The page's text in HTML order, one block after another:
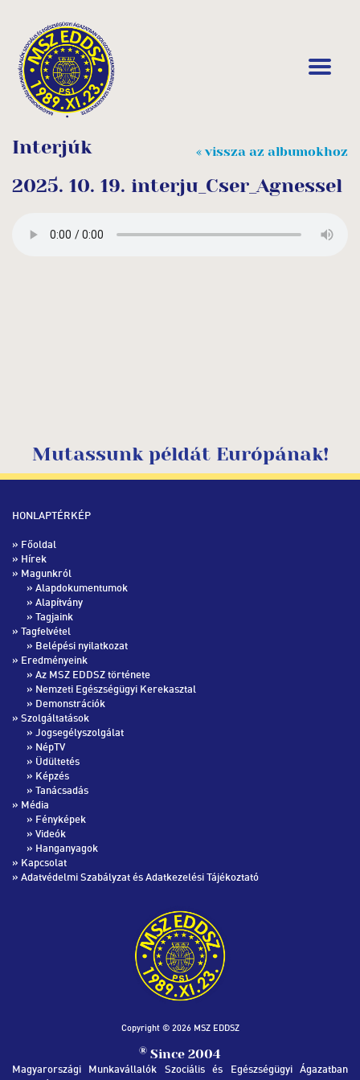
Interjúk « vissza az albumokhoz
2025. 10. 19. interju_Cser_Agnessel
Mutassunk példát Európának!
HONLAPTÉRKÉP
» Főoldal
» Hírek
» Magunkról
» Alapdokumentumok
» Alapítvány
» Tagjaink
» Tagfelvétel
» Belépési nyilatkozat
» Eredményeink
» Az MSZ EDDSZ története
» Nemzeti Egészségügyi Kerekasztal
» Demonstrációk
» Szolgáltatások
» Jogsegélyszolgálat
» NépTV
» Üdültetés
» Képzés
» Tanácsadás
» Média
» Fényképek
» Videók
» Hanganyagok
» Kapcsolat
» Adatvédelmi Szabályzat és Adatkezelési Tájékoztató
Copyright © 2026 MSZ EDDSZ
® Since 2004
Magyarországi Munkavállalók Szociális és Egészségügyi Ágazatban